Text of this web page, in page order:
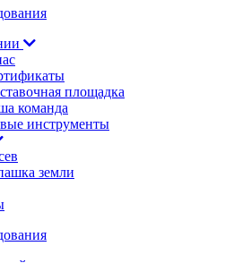
площадка
команда
инструменты
земли